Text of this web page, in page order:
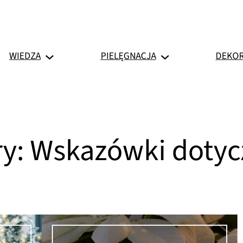
WIEDZA PIELĘGNACJA
Wskazówki